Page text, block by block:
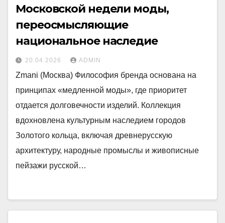
Московской недели моды,
переосмысляющие
национальное наследие
20.04.2026 ADMIN
Zmani (Москва) Философия бренда основана на
принципах «медленной моды», где приоритет
отдается долговечности изделий. Коллекция
вдохновлена культурным наследием городов
Золотого кольца, включая древнерусскую
архитектуру, народные промыслы и живописные
пейзажи русской…